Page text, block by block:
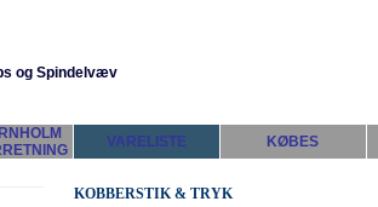
og Spindelvæv
VARELISTE KØBES
KOBBERSTIK & TRYK